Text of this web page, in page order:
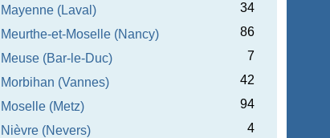
Mayenne (Laval)
34
Meurthe-et-Moselle (Nancy)
86
Meuse (Bar-le-Duc)
7
Morbihan (Vannes)
42
Moselle (Metz)
94
Nièvre (Nevers)
4